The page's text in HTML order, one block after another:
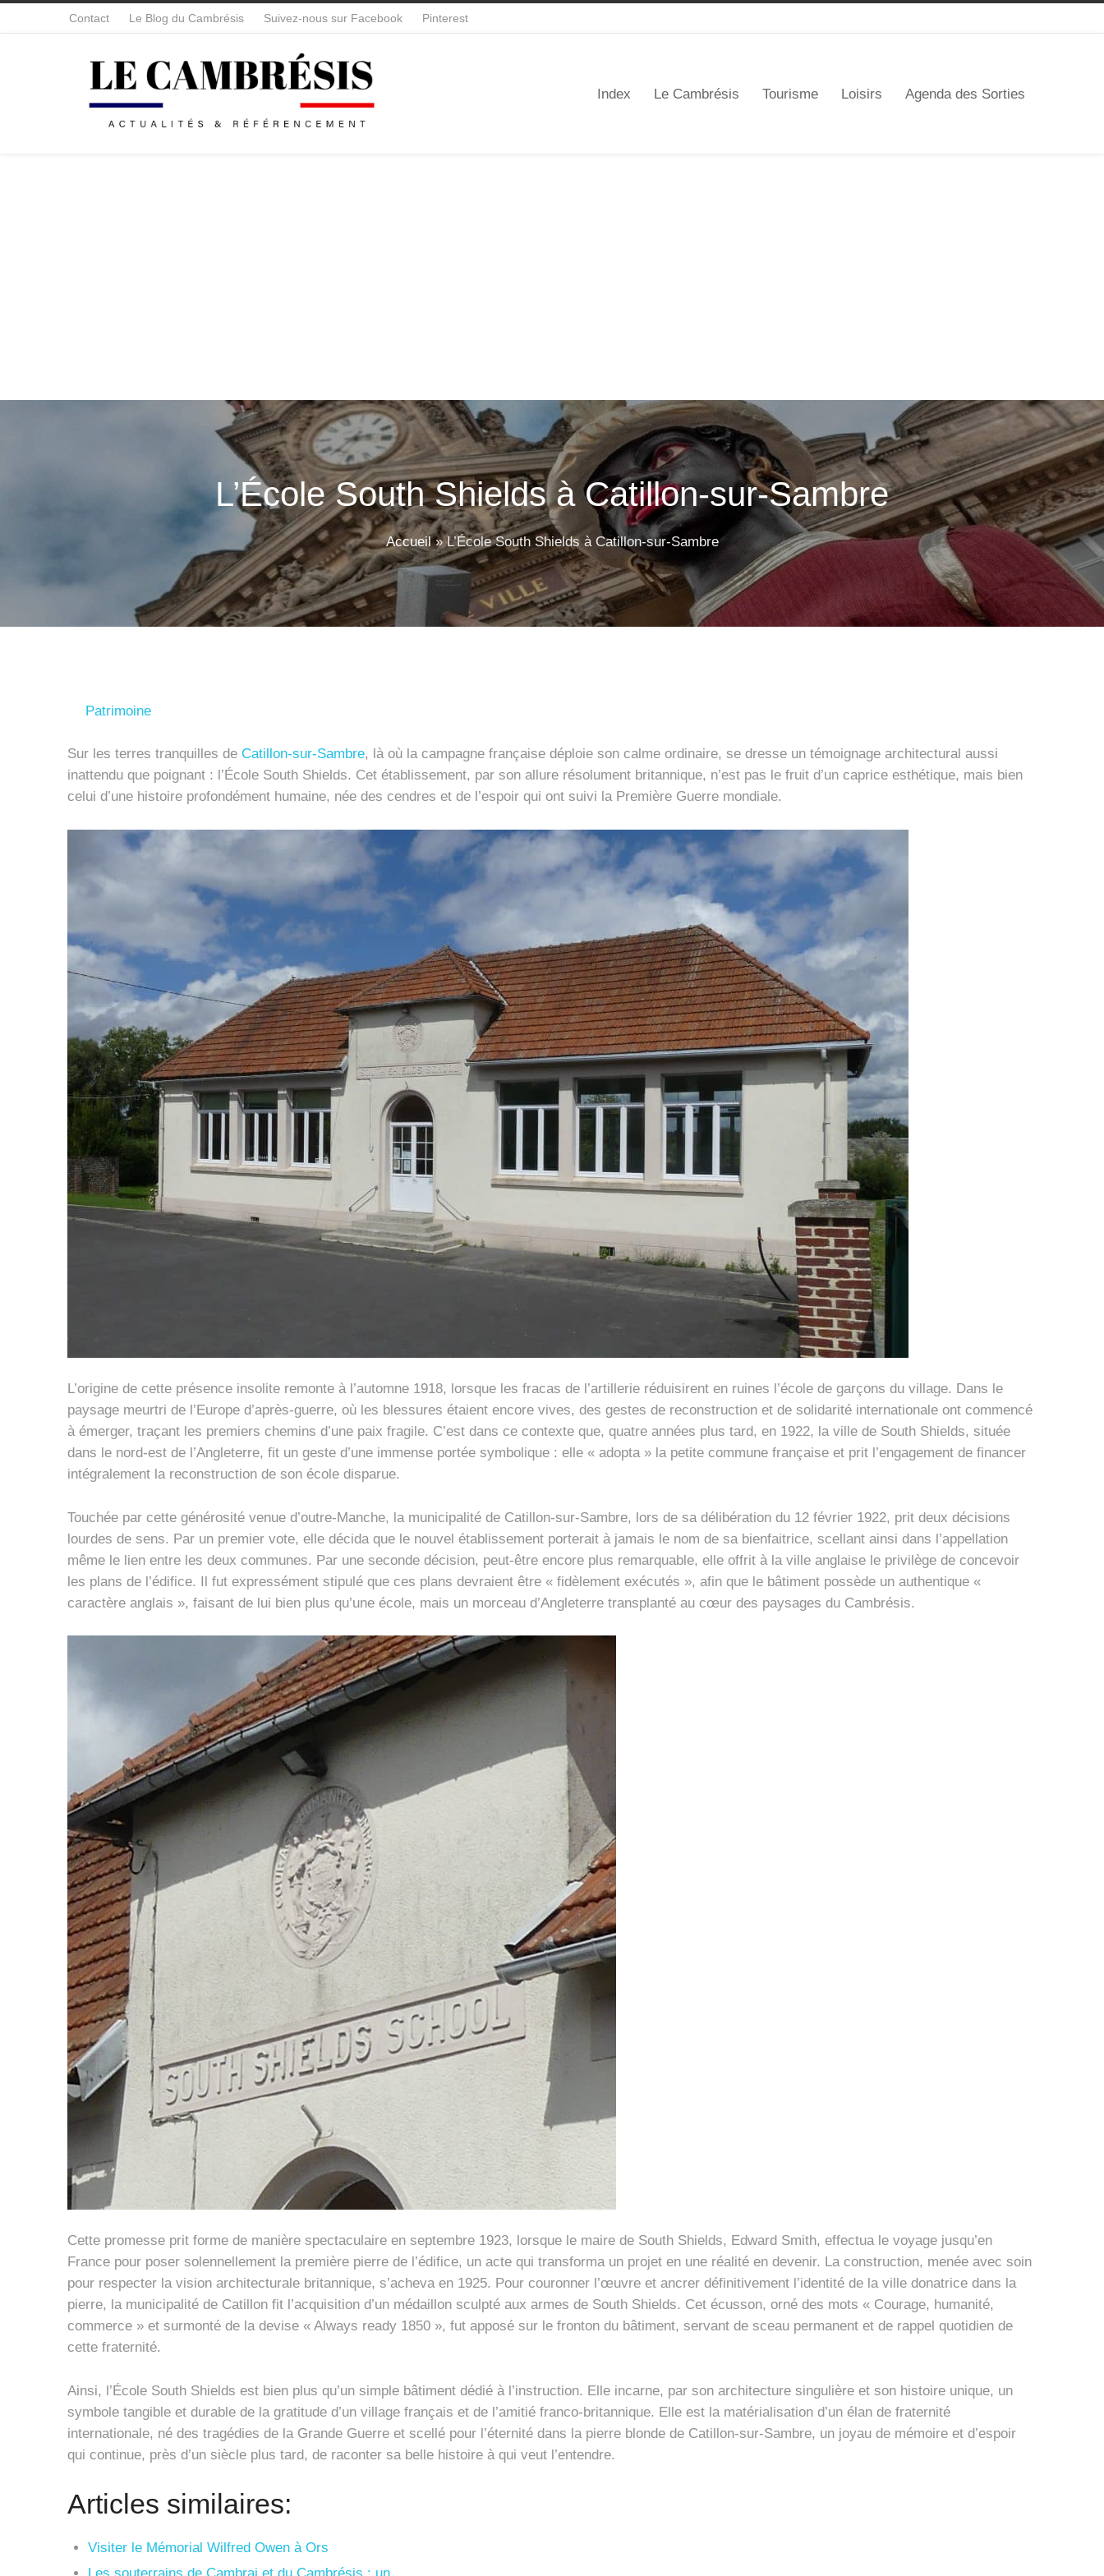
Contact Le Blog du Cambrésis Suivez-nous sur Facebook Pinterest
Index Le Cambrésis Tourisme Loisirs Agenda des Sorties
L’École South Shields à Catillon-sur-Sambre
Accueil»L’École South Shields à Catillon-sur-Sambre
Patrimoine
Sur les terres tranquilles de Catillon-sur-Sambre, là où la campagne française déploie son calme ordinaire, se dresse un témoignage architectural aussi
inattendu que poignant : l’École South Shields. Cet établissement, par son allure résolument britannique, n’est pas le fruit d’un caprice esthétique, mais bien
celui d’une histoire profondément humaine, née des cendres et de l’espoir qui ont suivi la Première Guerre mondiale.
L’origine de cette présence insolite remonte à l’automne 1918, lorsque les fracas de l’artillerie réduisirent en ruines l’école de garçons du village. Dans le
paysage meurtri de l’Europe d’après-guerre, où les blessures étaient encore vives, des gestes de reconstruction et de solidarité internationale ont commencé
à émerger, traçant les premiers chemins d’une paix fragile. C’est dans ce contexte que, quatre années plus tard, en 1922, la ville de South Shields, située
dans le nord-est de l’Angleterre, fit un geste d’une immense portée symbolique : elle « adopta » la petite commune française et prit l’engagement de financer
intégralement la reconstruction de son école disparue.
Touchée par cette générosité venue d’outre-Manche, la municipalité de Catillon-sur-Sambre, lors de sa délibération du 12 février 1922, prit deux décisions
lourdes de sens. Par un premier vote, elle décida que le nouvel établissement porterait à jamais le nom de sa bienfaitrice, scellant ainsi dans l’appellation
même le lien entre les deux communes. Par une seconde décision, peut-être encore plus remarquable, elle offrit à la ville anglaise le privilège de concevoir
les plans de l’édifice. Il fut expressément stipulé que ces plans devraient être « fidèlement exécutés », afin que le bâtiment possède un authentique «
caractère anglais », faisant de lui bien plus qu’une école, mais un morceau d’Angleterre transplanté au cœur des paysages du Cambrésis.
Cette promesse prit forme de manière spectaculaire en septembre 1923, lorsque le maire de South Shields, Edward Smith, effectua le voyage jusqu’en
France pour poser solennellement la première pierre de l’édifice, un acte qui transforma un projet en une réalité en devenir. La construction, menée avec soin
pour respecter la vision architecturale britannique, s’acheva en 1925. Pour couronner l’œuvre et ancrer définitivement l’identité de la ville donatrice dans la
pierre, la municipalité de Catillon fit l’acquisition d’un médaillon sculpté aux armes de South Shields. Cet écusson, orné des mots « Courage, humanité,
commerce » et surmonté de la devise « Always ready 1850 », fut apposé sur le fronton du bâtiment, servant de sceau permanent et de rappel quotidien de
cette fraternité.
Ainsi, l’École South Shields est bien plus qu’un simple bâtiment dédié à l’instruction. Elle incarne, par son architecture singulière et son histoire unique, un
symbole tangible et durable de la gratitude d’un village français et de l’amitié franco-britannique. Elle est la matérialisation d’un élan de fraternité
internationale, né des tragédies de la Grande Guerre et scellé pour l’éternité dans la pierre blonde de Catillon-sur-Sambre, un joyau de mémoire et d’espoir
qui continue, près d’un siècle plus tard, de raconter sa belle histoire à qui veut l’entendre.
Articles similaires:
Visiter le Mémorial Wilfred Owen à Ors